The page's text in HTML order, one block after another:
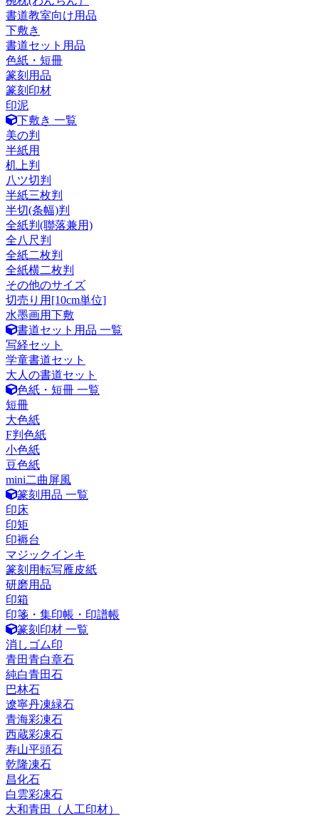
書道教室向け用品
下敷き
書道セット用品
色紙・短冊
篆刻用品
篆刻印材
印泥
下敷き 一覧
美の判
半紙用
机上判
八ツ切判
半紙三枚判
半切(条幅)判
全紙判(聯落兼用)
全八尺判
全紙二枚判
全紙横二枚判
その他のサイズ
切売り用[10cm単位]
水墨画用下敷
書道セット用品 一覧
写経セット
学童書道セット
大人の書道セット
色紙・短冊 一覧
短冊
大色紙
F判色紙
小色紙
豆色紙
mini二曲屏風
篆刻用品 一覧
印床
印矩
印褥台
マジックインキ
篆刻用転写雁皮紙
研磨用品
印箱
印箋・集印帳・印譜帳
篆刻印材 一覧
消しゴム印
青田青白章石
純白青田石
巴林石
遼寧丹凍緑石
青海彩凍石
西蔵彩凍石
寿山平頭石
乾隆凍石
昌化石
白雲彩凍石
大和青田（人工印材）